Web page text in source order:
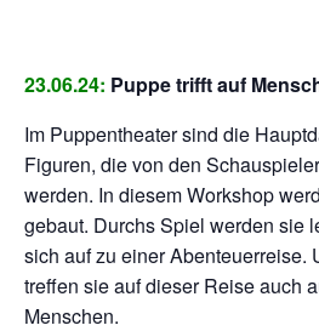
23.06.24: Puppe trifft auf
Im Puppentheater sind die
Figuren, die von den
werden. In diesem Workshop
gebaut. Durchs Spiel werden sie
sich auf zu einer Abenteuerreise.
treffen sie auf dieser Reise auch
Menschen.